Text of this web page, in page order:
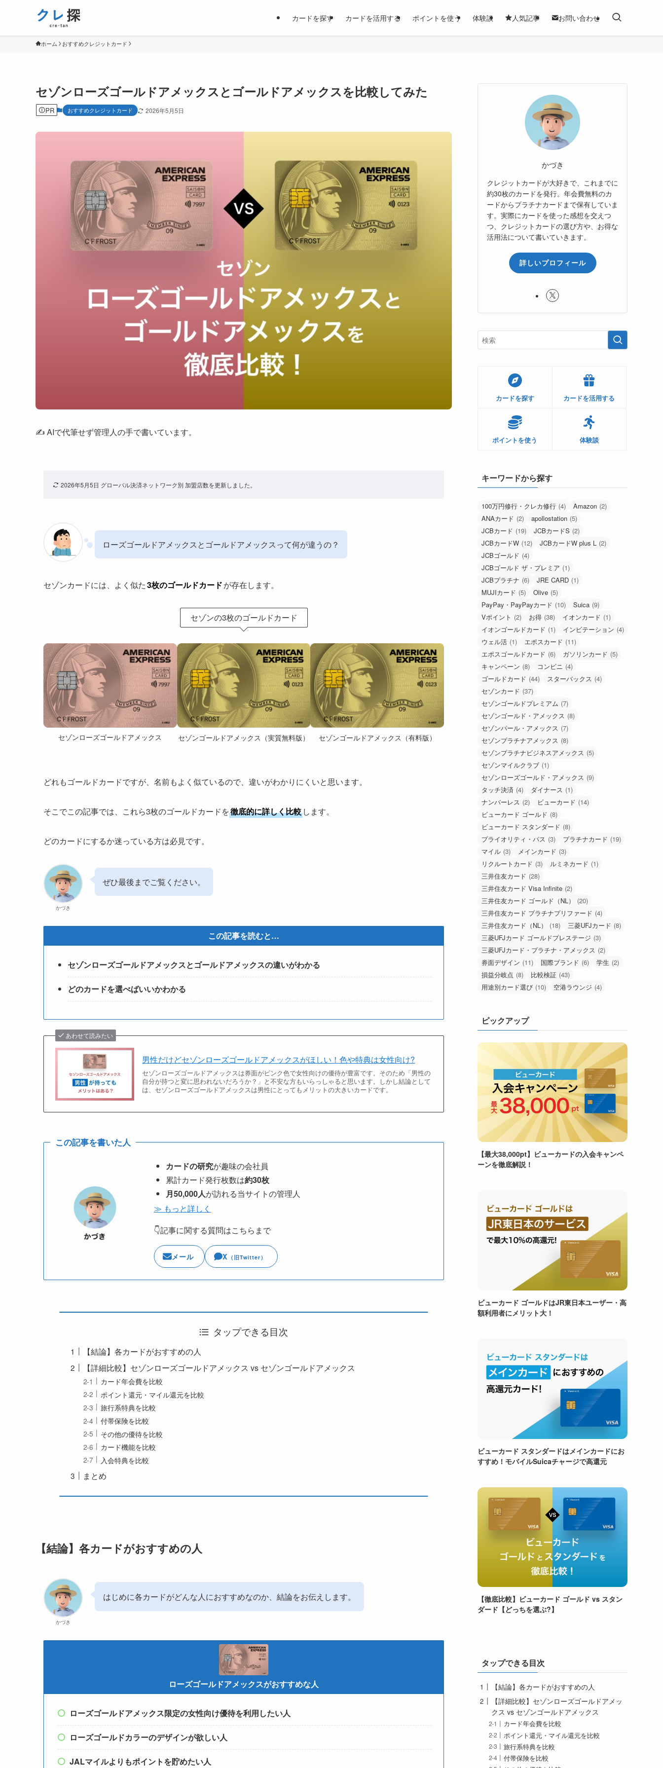
カードを探す カードを活用する ポイントを使う 体験談 人気記事 お問い合わせ
ホーム おすすめクレジットカード
セゾンローズゴールドアメックスとゴールドアメックスを比較してみた
PR おすすめクレジットカード 2026年5月5日
✍️ AIで代筆せず管理人の手で書いています。
2026年5月5日 グローバル決済ネットワーク別 加盟店数を更新しました。
ローズゴールドアメックスとゴールドアメックスって何が違うの？
セゾンカードには、よく似た3枚のゴールドカードが存在します。
セゾンの3枚のゴールドカード
セゾンローズゴールドアメックス セゾンゴールドアメックス（実質無料版） セゾンゴールドアメックス（有料版）
どれもゴールドカードですが、名前もよく似ているので、違いがわかりにくいと思います。
そこでこの記事では、これら3枚のゴールドカードを徹底的に詳しく比較 します。
どのカードにするか迷っている方は必見です。
かづき
ぜひ最後までご覧ください。
この記事を読むと…
セゾンローズゴールドアメックスとゴールドアメックスの違いがわかる
どのカードを選べばいいかわかる
あわせて読みたい
男性だけどセゾンローズゴールドアメックスがほしい！色や特典は女性向け?
セゾンローズゴールドアメックスは券面がピンク色で女性向けの優待が豊富です。そのため「男性の
自分が持つと変に思われないだろうか？」と不安な方もいらっしゃると思います。しかし結論として
は、セゾンローズゴールドアメックスは男性にとってもメリットの大きいカードです。
この記事を書いた人
カードの研究が趣味の会社員
累計カード発行枚数は約30枚
月50,000人が訪れる当サイトの管理人
≫ もっと詳しく
👇記事に関する質問はこちらまで
メール X （旧Twitter）
タップできる目次
【結論】各カードがおすすめの人
【詳細比較】セゾンローズゴールドアメックス vs セゾンゴールドアメックス
カード年会費を比較
ポイント還元・マイル還元を比較
旅行系特典を比較
付帯保険を比較
その他の優待を比較
カード機能を比較
入会特典を比較
まとめ
【結論】各カードがおすすめの人
かづき
はじめに各カードがどんな人におすすめなのか、結論をお伝えします。
ローズゴールドアメックスがおすすめな人
ローズゴールドアメックス限定の女性向け優待を利用したい人
ローズゴールドカラーのデザインが欲しい人
JALマイルよりもポイントを貯めたい人
かづき
クレジットカードが大好きで、これまでに
約30枚のカードを発行。年会費無料のカ
ードからプラチナカードまで保有していま
す。実際にカードを使った感想を交えつ
つ、クレジットカードの選び方や、お得な
活用法について書いていきます。
詳しいプロフィール
カードを探す カードを活用する
ポイントを使う 体験談
キーワードから探す
100万円修行・クレカ修行 (4) Amazon (2)
ANAカード (2) apollostation (5)
JCBカード (19) JCBカードS (2)
JCBカードW (12) JCBカードW plus L (2)
JCBゴールド (4)
JCBゴールド ザ・プレミア (1)
JCBプラチナ (6) JRE CARD (1)
MUJIカード (5) Olive (5)
PayPay・PayPayカード (10) Suica (9)
Vポイント (2) お得 (38) イオンカード (1)
イオンゴールドカード (1) インビテーション (4)
ウェル活 (1) エポスカード (11)
エポスゴールドカード (6) ガソリンカード (5)
キャンペーン (8) コンビニ (4)
ゴールドカード (44) スターバックス (4)
セゾンカード (37)
セゾンゴールドプレミアム (7)
セゾンゴールド・アメックス (8)
セゾンパール・アメックス (7)
セゾンプラチナアメックス (8)
セゾンプラチナビジネスアメックス (5)
セゾンマイルクラブ (1)
セゾンローズゴールド・アメックス (9)
タッチ決済 (4) ダイナース (1)
ナンバーレス (2) ビューカード (14)
ビューカード ゴールド (8)
ビューカード スタンダード (8)
プライオリティ・パス (3) プラチナカード (19)
マイル (3) メインカード (3)
リクルートカード (3) ルミネカード (1)
三井住友カード (28)
三井住友カード Visa Infinite (2)
三井住友カード ゴールド（NL）
(20)
三井住友カード プラチナプリファード (4)
三井住友カード（NL）
(18) 三菱UFJカード (8)
三菱UFJカード ゴールドプレステージ (3)
三菱UFJカード・プラチナ・アメックス (2)
券面デザイン (11) 国際ブランド (6) 学生 (2)
損益分岐点 (8) 比較検証 (43)
用途別カード選び (10) 空港ラウンジ (4)
ピックアップ
【最大38,000pt】ビューカードの入会キャンペ
ーンを徹底解説！
ビューカード ゴールドはJR東日本ユーザー・高
額利用者にメリット大！
ビューカード スタンダードはメインカードにお
すすめ！モバイルSuicaチャージで高還元
【徹底比較】ビューカード ゴールド vs スタン
ダード【どっちを選ぶ?】
タップできる目次
【結論】各カードがおすすめの人
【詳細比較】セゾンローズゴールドアメッ
クス vs セゾンゴールドアメックス
カード年会費を比較
ポイント還元・マイル還元を比較
旅行系特典を比較
付帯保険を比較